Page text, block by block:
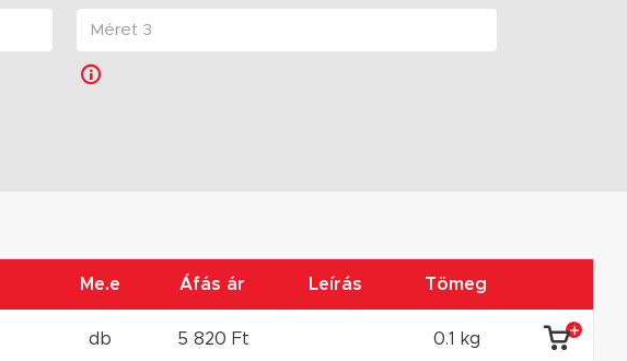
Me.e Áfás ár Leírás Tömeg
db 5 820 Ft 0.1 kg